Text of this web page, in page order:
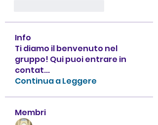
Info
Ti diamo il benvenuto nel
gruppo! Qui puoi entrare in
contat...
Continua a Leggere
Membri